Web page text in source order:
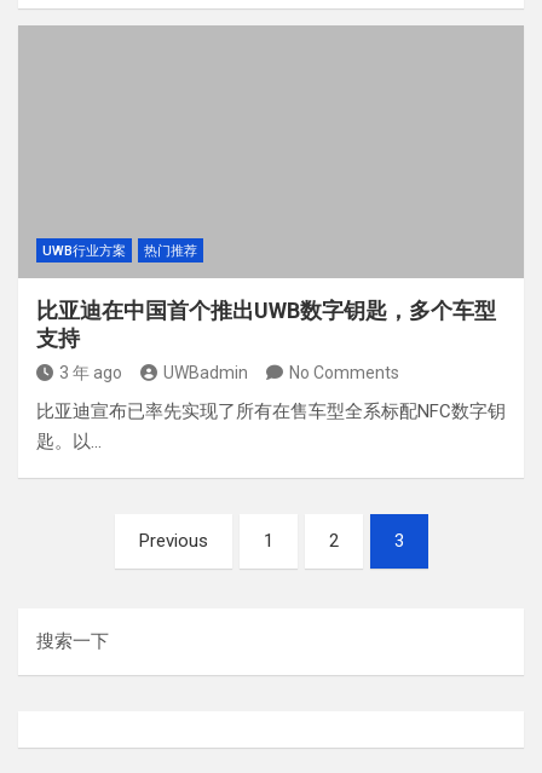
UWB行业方案 热门推荐
比亚迪在中国首个推出UWB数字钥匙，多个车型
支持
3 年 ago UWBadmin No Comments
比亚迪宣布已率先实现了所有在售车型全系标配NFC数字钥
匙。以…
页
Previous 1 2 3
搜索一下